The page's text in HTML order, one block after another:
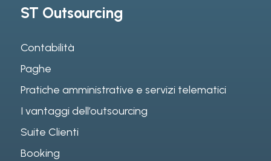
ST Outsourcing
Contabilità
Paghe
Pratiche amministrative e servizi telematici
I vantaggi dell’outsourcing
Suite Clienti
Booking